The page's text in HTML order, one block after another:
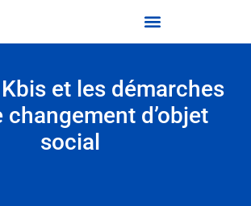
Kbis et les démarches
changement d’objet
social